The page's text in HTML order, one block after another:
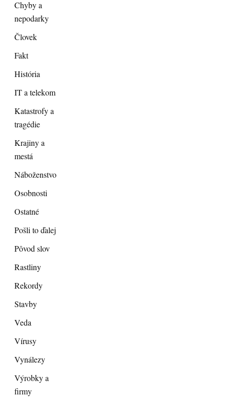
Chyby a
nepodarky
Človek
Fakt
História
IT a telekom
Katastrofy a
tragédie
Krajiny a
mestá
Náboženstvo
Osobnosti
Ostatné
Pošli to ďalej
Pôvod slov
Rastliny
Rekordy
Stavby
Veda
Vírusy
Vynálezy
Výrobky a
firmy